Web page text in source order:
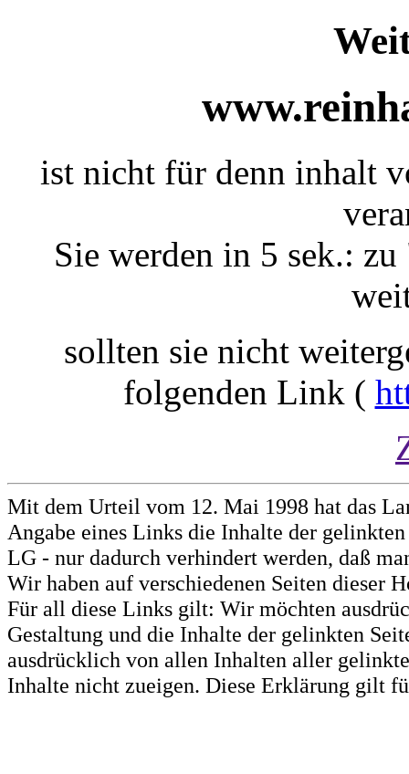
ist nicht für denn inhalt
Sie werden in 5 sek.: zu
sollten sie nicht
folgenden Link (
Mit dem Urteil vom 12. Mai 1998 hat das
Angabe eines Links die Inhalte der
LG - nur dadurch verhindert werden, daß
Wir haben auf verschiedenen Seiten dieser
Für all diese Links gilt: Wir möchten
Gestaltung und die Inhalte der gelinkten
ausdrücklich von allen Inhalten aller
Inhalte nicht zueigen. Diese Erklärung gilt